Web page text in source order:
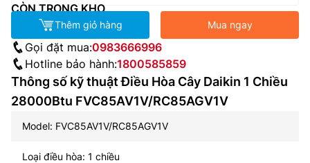
CÒN TRONG KHO
Thêm giỏ hàng Mua ngay
Gọi đặt mua:0983666996
Hotline bảo hành:1800585859
Thông số kỹ thuật Điều Hòa Cây Daikin 1 Chiều
28000Btu FVC85AV1V/RC85AGV1V
Model: FVC85AV1V/RC85AGV1V
Loại điều hòa: 1 chiều